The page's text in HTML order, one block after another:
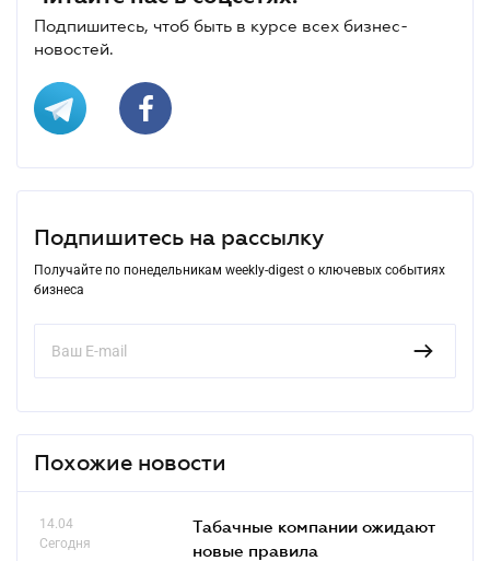
Подпишитесь, чтоб быть в курсе всех бизнес-
новостей.
Подпишитесь на рассылку
Получайте по понедельникам weekly-digest о ключевых событиях
бизнеса
Похожие новости
14.04
Сегодня
Табачные компании ожидают
новые правила